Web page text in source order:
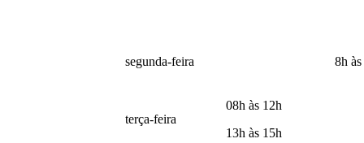
segunda-feira 8h
terça-feira
08h às 12h
13h às 15h